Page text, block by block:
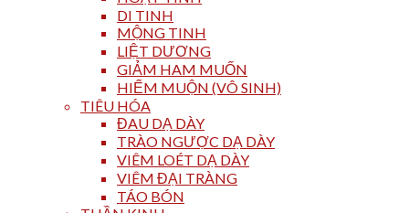
DI TINH
MỘNG TINH
LIỆT DƯƠNG
GIẢM HAM MUỐN
HIẾM MUỘN (VÔ SINH)
TIÊU HÓA
ĐAU DẠ DÀY
TRÀO NGƯỢC DẠ DÀY
VIÊM LOÉT DẠ DÀY
VIÊM ĐẠI TRÀNG
TÁO BÓN